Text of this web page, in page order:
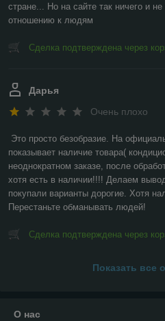
стране... Но на сайте так ничего и
отношению к людям
Сделка подтверждена через
Дарья
Очень плохо
Это просто безобразие. На
показывает наличие товара(
неоднократном заказе, после
хотя есть в наличии!!!! Делаем
покупали варианты дорогие. Хотя
Перестаньте обманывать людей!
Сделка подтверждена через
Показать все
О нас